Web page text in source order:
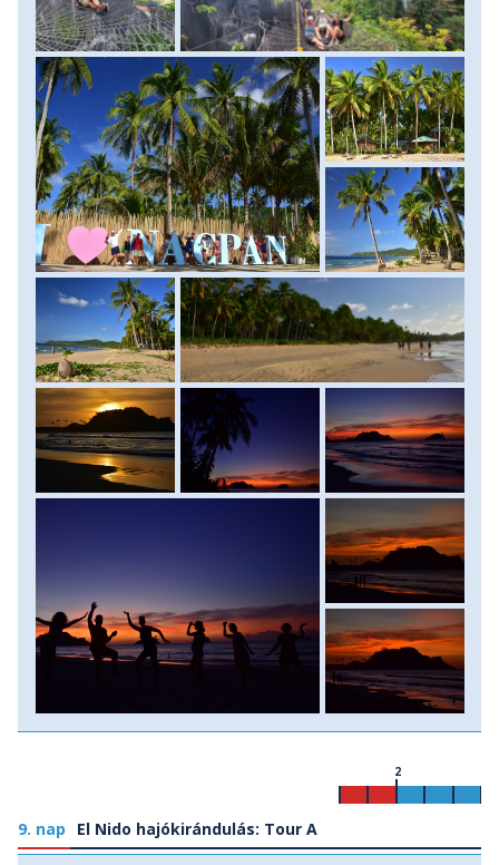
9. nap El Nido hajókirándulás: Tour A
2